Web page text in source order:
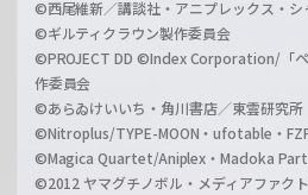
©西尾維新／講談社・アニプレックス・シ
©ギルティクラウン製作委員会
©PROJECT DD ©Index Corporation/「
作委員会
©あらゐけいいち・角川書店／東雲研究所
©Nitroplus/TYPE-MOON・ufotable・
©Magica Quartet/Aniplex・Madoka
©2012 ヤマグチノボル・メディアファク